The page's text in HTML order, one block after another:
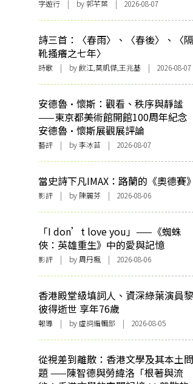
字遊行 | by 郭芊葉 | 2026-08-07
詩三首：〈春雨〉、〈春後〉、〈隔
靴搔癢之七年〉
詩歌 | by 飲江,莫凱傑,王兆基 | 2026-08-07
安德魯·懷斯：觀看、秩序與靜謐
——東京都美術館開館100周年紀念
安德魯·懷斯展觀展評論
藝評 | by 李冰苔 | 2026-08-07
當史詩下凡IMAX：路蘭的《奧德賽》
影評 | by 陳麗芬 | 2026-08-06
「I don’t love you」——《蜘蛛
俠：英雄重生》中的愛與記憶
影評 | by 周丹楓 | 2026-08-06
香港殿堂級填詞人、資深綠葉演員黎
彼得逝世 享年76歲
報導 | by 虛詞編輯部 | 2026-08-05
從視差到離散：香港文學及其本土問
題 ——陳智德與勞緯洛「根著與流